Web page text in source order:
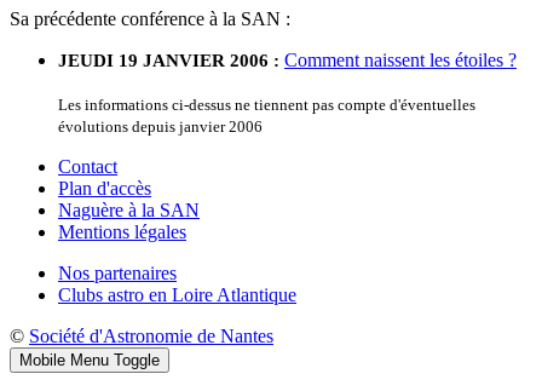
Sa précédente conférence à la SAN :
JEUDI 19 JANVIER 2006 : Comment naissent les étoiles ?
Les informations ci-dessus ne tiennent pas compte d'éventuelles
évolutions depuis janvier 2006
Contact
Plan d'accès
Naguère à la SAN
Mentions légales
Nos partenaires
Clubs astro en Loire Atlantique
© Société d'Astronomie de Nantes
Mobile Menu Toggle